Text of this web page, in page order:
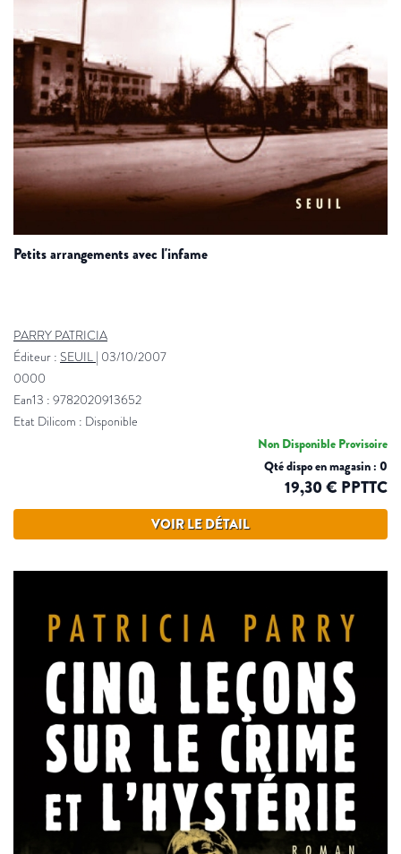
petits arrangements avec l'infame
PARRY PATRICIA
Éditeur : SEUIL 03/10/2007
0000
Ean13 : 9782020913652
Etat Dilicom : Disponible
Non Disponible Provisoire
Qté dispo en magasin : 0
19,30 € PPTTC
VOIR LE DÉTAIL